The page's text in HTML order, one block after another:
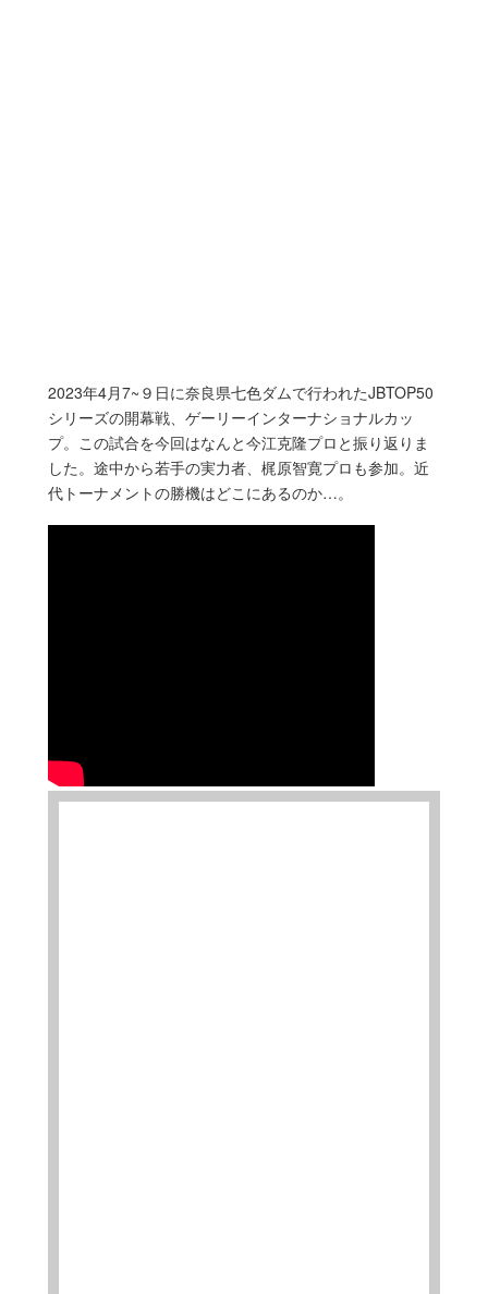
2023年4月7~９日に奈良県七色ダムで行われたJBTOP50
シリーズの開幕戦、ゲーリーインターナショナルカッ
プ。この試合を今回はなんと今江克隆プロと振り返りま
した。途中から若手の実力者、梶原智寛プロも参加。近
代トーナメントの勝機はどこにあるのか…。